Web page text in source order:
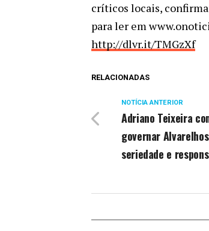
críticos locais,
para ler em
http://dlvr.it/TMGzXf
RELACIONADAS
NOTÍCIA ANTERIOR
Adriano Teixeira
governar
seriedade e